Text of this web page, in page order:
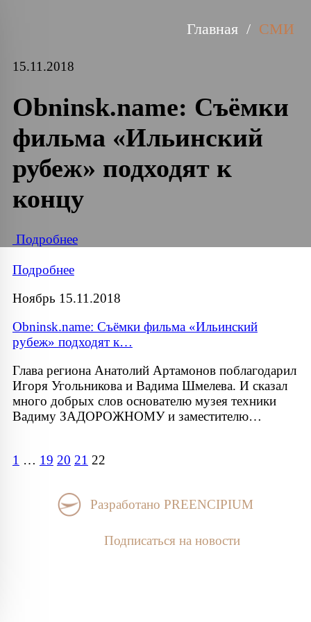
Главная СМИ
15.11.2018
Obninsk.name: Съёмки
фильма «Ильинский
рубеж» подходят к
концу
Подробнее
Подробнее
Ноябрь 15.11.2018
Obninsk.name: Съёмки фильма «Ильинский
рубеж» подходят к…
Глава региона Анатолий Артамонов поблагодарил
Игоря Угольникова и Вадима Шмелева. И сказал
много добрых слов основателю музея техники
Вадиму ЗАДОРОЖНОМУ и заместителю…
1 … 19 20 21 22
Разработано PREENCIPIUM
Подписаться на новости